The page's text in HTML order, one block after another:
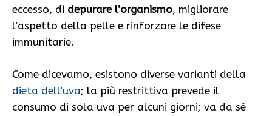
eccesso, di depurare l’organismo, migliorare
l’aspetto della pelle e rinforzare le difese
immunitarie.
Come dicevamo, esistono diverse varianti della
dieta dell’uva; la più restrittiva prevede il
consumo di sola uva per alcuni giorni; va da sé